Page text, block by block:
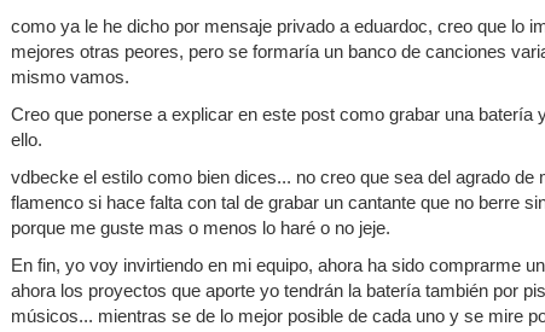
No es colgarse una guitarra y pegarle a las cuerdas o
aporrear la batería, las cosas no son así si se quieren
Hay que tocar bien la guitarra, con la guitarra
correctamente y
que sepa tocar a tiempo
, con un
si esto no se cumple yo soy partidario de NO
se ha usado este material para ningún fin serio
Si el material con el cual se va trabajar está
que ser de una calidad buena, perfectamente
este material es adecuado, luego vendría grabarlo
adecuadas....y se podría trabajar con esto para
como ya le he dicho por mensaje privado a eduardoc, creo que lo
mejores otras peores, pero se formaría un banco de canciones
mismo vamos.
Creo que ponerse a explicar en este post como grabar una
ello.
vdbecke el estilo como bien dices... no creo que sea del agrado
flamenco si hace falta con tal de grabar un cantante que no berre
porque me guste mas o menos lo haré o no jeje.
En fin, yo voy invirtiendo en mi equipo, ahora ha sido comprarme
ahora los proyectos que aporte yo tendrán la batería también por
músicos... mientras se de lo mejor posible de cada uno y se mire